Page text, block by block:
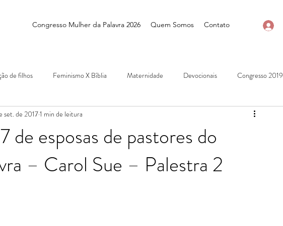
Congresso Mulher da Palavra 2026 Quem Somos Contato
de filhos Feminismo X Bíblia Maternidade Devocionais Congresso 2019
de esposas de pastores do
– Carol Sue – Palestra 2
set. de 20171 min de leitura